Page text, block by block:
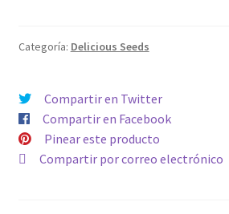
cantidad
Categoría: Delicious Seeds
Compartir en Twitter
Compartir en Facebook
Pinear este producto
Compartir por correo electrónico